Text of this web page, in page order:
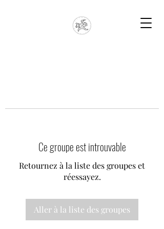
Ce groupe est introuvable
Retournez à la liste des groupes et
réessayez.
Aller à la liste des groupes